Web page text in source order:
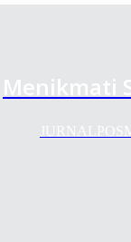
Menikmati